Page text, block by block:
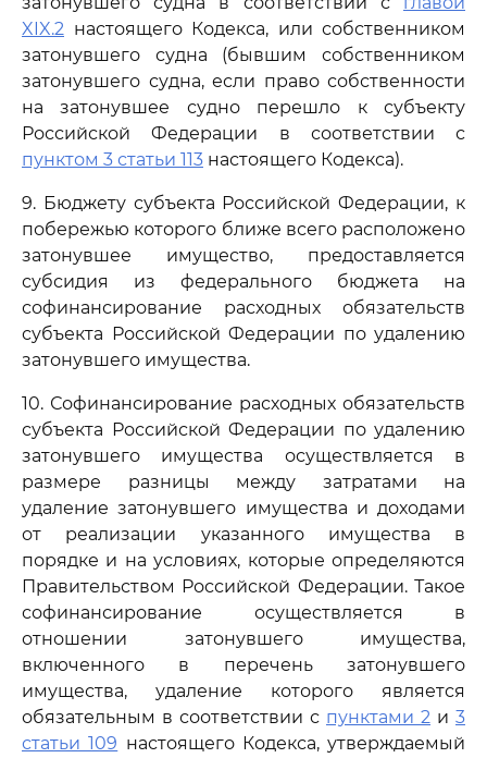
XIX.2 настоящего Кодекса, или собственником
затонувшего судна (бывшим собственником
затонувшего судна, если право собственности
на затонувшее судно перешло к субъекту
Российской Федерации в соответствии с
пунктом 3 статьи 113 настоящего Кодекса).
9. Бюджету субъекта Российской Федерации, к
побережью которого ближе всего расположено
затонувшее имущество, предоставляется
субсидия из федерального бюджета на
софинансирование расходных обязательств
субъекта Российской Федерации по удалению
затонувшего имущества.
10. Софинансирование расходных обязательств
субъекта Российской Федерации по удалению
затонувшего имущества осуществляется в
размере разницы между затратами на
удаление затонувшего имущества и доходами
от реализации указанного имущества в
порядке и на условиях, которые определяются
Правительством Российской Федерации. Такое
софинансирование осуществляется в
отношении затонувшего имущества,
включенного в перечень затонувшего
имущества, удаление которого является
обязательным в соответствии с пунктами 2 и 3
статьи 109 настоящего Кодекса, утверждаемый